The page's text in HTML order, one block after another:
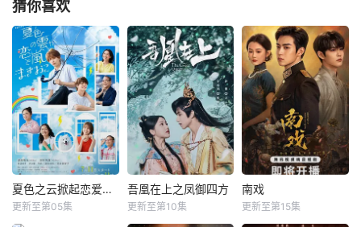
猜你喜欢
夏色之云掀起恋爱与风暴
更新至第05集
吾凰在上之凤御四方
更新至第10集
南戏
更新至第15集